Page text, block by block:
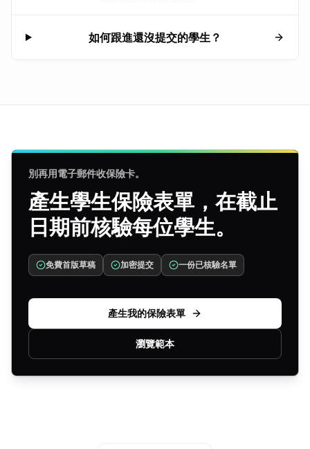
如何跟進還沒提交的學生？
別再用電子郵件收保險卡。
產生學生保險表單，在截止
日期前核驗每位學生。
免費首版草稿 加密提交 一份已核驗名單
產生我的保險表單
瀏覽範本